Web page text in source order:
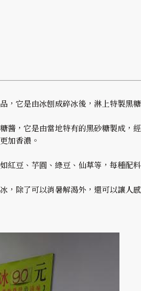
，它是由冰刨成碎冰後，淋上特製黑
醬，它是由當地特有的黑砂糖製成
加香濃。
紅豆、芋圓、綠豆、仙草等，每種配
，除了可以消暑解渴外，還可以讓人